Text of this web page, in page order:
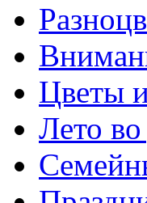
Цветы
Лето